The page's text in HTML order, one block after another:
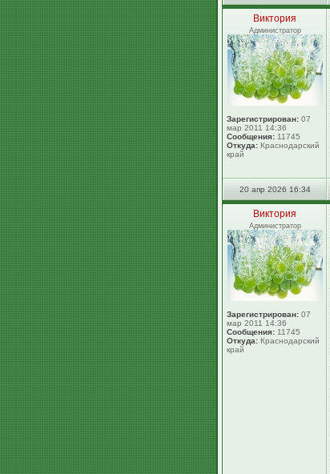
Виктория
Администратор
Зарегистрирован: 07
мар 2011 14:36
Сообщения: 11745
Откуда: Краснодарский
край
20 апр 2026 16:34
Виктория
Администратор
Зарегистрирован: 07
мар 2011 14:36
Сообщения: 11745
Откуда: Краснодарский
край